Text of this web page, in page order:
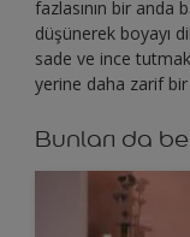
fazlasının bir anda
düşünerek boyayı
sade ve ince
yerine daha zarif bir
Bunları da